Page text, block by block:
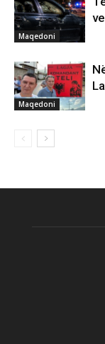
Maqedoni
Maqedoni